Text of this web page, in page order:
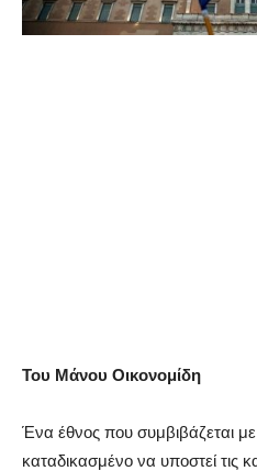
Του Μάνου Οικονομίδη
Ένα έθνος που συμβιβάζεται με
καταδικασμένο να υποστεί τις